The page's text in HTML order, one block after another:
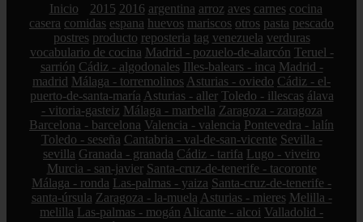
Inicio 2015 2016 argentina arroz aves carnes cocina
casera comidas espana huevos mariscos otros pasta pescado
postres producto reposteria tag venezuela verduras
vocabulario de cocina Madrid - pozuelo-de-alarcón Teruel -
sarrión Cádiz - algodonales Illes-balears - inca Madrid -
madrid Málaga - torremolinos Asturias - oviedo Cádiz - el-
puerto-de-santa-maría Asturias - aller Toledo - illescas álava
- vitoria-gasteiz Málaga - marbella Zaragoza - zaragoza
Barcelona - barcelona Valencia - valencia Pontevedra - lalín
Toledo - seseña Cantabria - val-de-san-vicente Sevilla -
sevilla Granada - granada Cádiz - tarifa Lugo - viveiro
Murcia - san-javier Santa-cruz-de-tenerife - tacoronte
Málaga - ronda Las-palmas - yaiza Santa-cruz-de-tenerife -
santa-úrsula Zaragoza - la-muela Asturias - mieres Melilla -
melilla Las-palmas - mogán Alicante - alcoi Valladolid -